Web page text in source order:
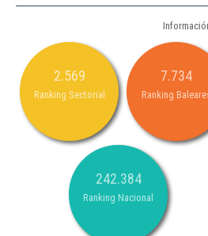
2.569
Ranking Sectorial
7.734
Ranking
242.384
Ranking Nacional